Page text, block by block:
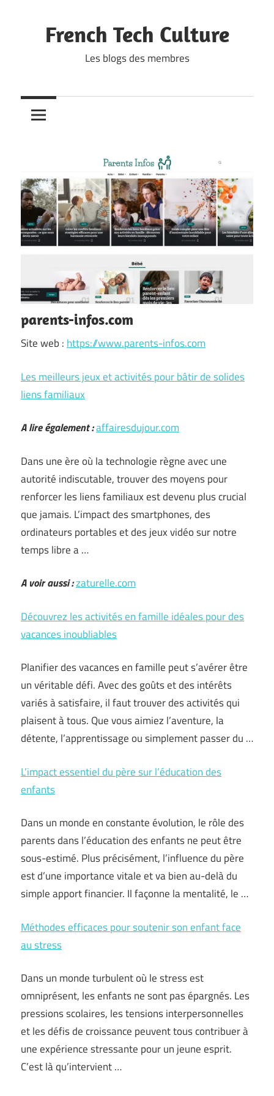
contentFrench Tech Culture
Les blogs des membres
parents-infos.com
Site web : https://www.parents-infos.com
Les meilleurs jeux et activités pour bâtir de solides
liens familiaux
A lire également :affairesdujour.com
Dans une ère où la technologie règne avec une
autorité indiscutable, trouver des moyens pour
renforcer les liens familiaux est devenu plus crucial
que jamais. L’impact des smartphones, des
ordinateurs portables et des jeux vidéo sur notre
temps libre a …
A voir aussi :zaturelle.com
Découvrez les activités en famille idéales pour des
vacances inoubliables
Planifier des vacances en famille peut s’avérer être
un véritable défi. Avec des goûts et des intérêts
variés à satisfaire, il faut trouver des activités qui
plaisent à tous. Que vous aimiez l’aventure, la
détente, l’apprentissage ou simplement passer du …
L’impact essentiel du père sur l’éducation des
enfants
Dans un monde en constante évolution, le rôle des
parents dans l’éducation des enfants ne peut être
sous-estimé. Plus précisément, l’influence du père
est d’une importance vitale et va bien au-delà du
simple apport financier. Il façonne la mentalité, le …
Méthodes efficaces pour soutenir son enfant face
au stress
Dans un monde turbulent où le stress est
omniprésent, les enfants ne sont pas épargnés. Les
pressions scolaires, les tensions interpersonnelles
et les défis de croissance peuvent tous contribuer à
une expérience stressante pour un jeune esprit.
C’est là qu’intervient …